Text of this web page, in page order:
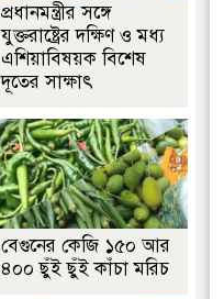
প্রধানমন্ত্রীর সঙ্গে
যুক্তরাষ্ট্রের দক্ষিণ ও মধ্য
এশিয়াবিষয়ক বিশেষ
দূতের সাক্ষাৎ
বেগুনের কেজি ১৫০ আর
৪০০ ছুঁই ছুঁই কাঁচা মরিচ